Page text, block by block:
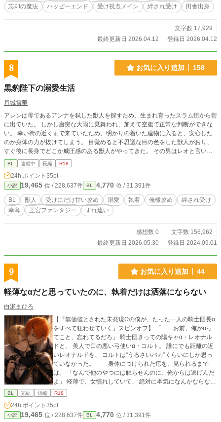
忘却の魔法
ハッピーエンド 受け視点メイン 絆され受け 田舎出身
文字数 17,929
最終更新日 2026.04.12
登録日 2026.04.12
8 お気に入り追加 158
黒豹陛下の溺愛生活
月城雪華
アレンは母であるアンナを弑した獣人を探すため、生まれ育ったスラム街から街
に出ていた。 しかし唐突な大雨に見舞われ、加えて空腹で正常な判断ができな
い。 幸い街の近くまで来ていたため、明かりの着いた建物に入ると、安心した
のか身体の力が抜けてしまう。 目覚めると不思議な目の色をした獣人がおり、
すぐ後に長身でどこか威圧感のある獣人がやってきた。 その男はレオと言い、
初めて街に来たアレンに優しく接してくれる。 街での滞在が長くなってきた
頃、突然「俺の伴侶になってくれ」と言われ── 優しく（？）兄貴肌の黒豹×幸
薄系オオカミが織り成す獣人BL、ここに開幕！
BL 連載中 長編 R18
24h.ポイント 35pt
小説 19,465 位 / 228,637件 BL 4,770 位 / 31,391件
BL 獣人 受けにだけ甘い攻め 溺愛 執着 俺様攻め
絆され受け
幸薄
王宮ファンタジー すれ違い
感想数 0
文字数 156,962
最終更新日 2026.05.30
登録日 2024.09.01
9 お気に入り追加 44
軽薄なαだと思っていたのに、執着だけは洒落にならない
白瀬まひろ
【『無価値とされた未発現Ωの僕が、たった一人の騎士団長α
をすべて狂わせていく』スピンオフ】 「……お前、俺がαっ
てこと、忘れてるだろ」 騎士団きっての陽キャα・レオナル
ドと、 美人で口の悪い弓使いα・コルト。 誰にでも距離の近
いレオナルドを、 コルトは“うるさいバカ”くらいにしか思っ
ていなかった。 ――身体につけられた痣を、見られるまで
は。 「なんで他のやつには触らせんのに、俺からは逃げんだ
よ」 軽薄で、女慣れしていて、 絶対に本気になんかならない
と思っていた男。 なのに。 「……本気で欲しいものくらい、
もなく心まで乱されていく。 「や、……そんな顔で、見る
な……っ」 距離感バグ大型犬α × 絆され美人α 本編よりだい
BL 完結 短編 R18
24h.ポイント 35pt
小説 19,465 位 / 228,637件 BL 4,770 位 / 31,391件